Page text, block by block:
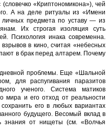
«Криптономикона»), чей
А на деле ритуалы из «Имени
личных предмета по уставу — из
Их строгая изоляция суть
Психология инака современна.
в кино, считая «небесных
в брак перед алтарем. Почему
проблемы. Еще «Шальной
для распугивания паразитов
ученого. Система матиков
мира и его отход от реальности
его в любых вариантах
будущего. Весомый вклад в
знания от нищеты (см. «Волчья